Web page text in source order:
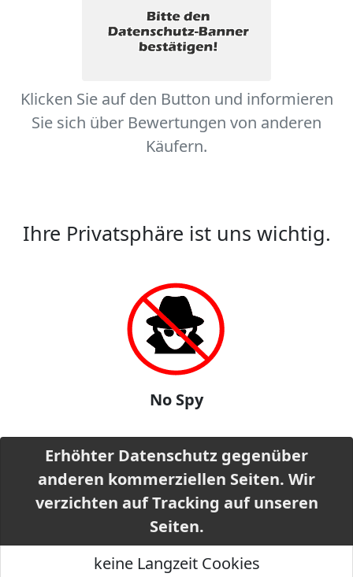
Klicken Sie auf den Button und informieren
Sie sich über Bewertungen von anderen
Käufern.
Ihre Privatsphäre ist uns wichtig.
No Spy
Erhöhter Datenschutz gegenüber
anderen kommerziellen Seiten. Wir
verzichten auf Tracking auf unseren
Seiten.
keine Langzeit Cookies